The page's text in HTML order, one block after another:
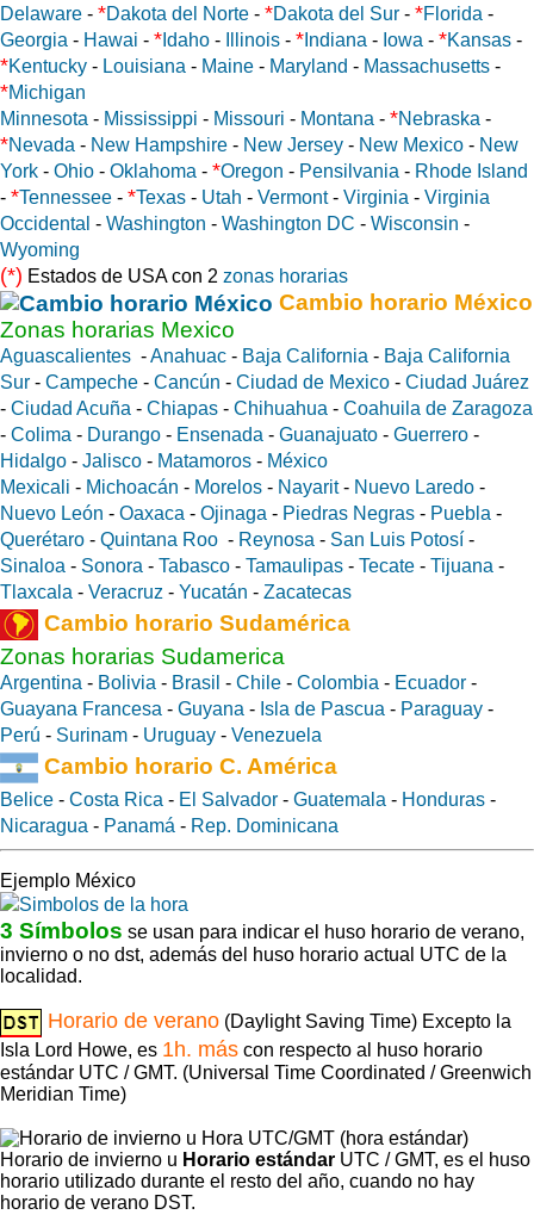
Delaware - *Dakota del Norte - *Dakota del Sur - *Florida -
Georgia - Hawai - * Idaho - Illinois - * Indiana - Iowa - *Kansas -
*Kentucky - Louisiana - Maine - Maryland - Massachusetts -
*Michigan
Minnesota - Mississippi - Missouri - Montana - *Nebraska -
*Nevada - New Hampshire - New Jersey - New Mexico - New
York - Ohio - Oklahoma - *Oregon - Pensilvania - Rhode Island
- *Tennessee - *Texas - Utah - Vermont- Virginia - Virginia
Occidental - Washington - Washington DC - Wisconsin -
Wyoming
(*) Estados de USA con 2 zonas horarias
Cambio horario México
Zonas horarias Mexico
Aguascalientes -Anahuac - Baja California - Baja California
Sur - Campeche - Cancún - Ciudad de Mexico - Ciudad Juárez
- Ciudad Acuña - Chiapas - Chihuahua - Coahuila de Zaragoza
- Colima - Durango - Ensenada - Guanajuato - Guerrero -
Hidalgo - Jalisco - Matamoros - México
Mexicali - Michoacán - Morelos - Nayarit- Nuevo Laredo -
Nuevo León - Oaxaca - Ojinaga - Piedras Negras - Puebla -
Querétaro - Quintana Roo - Reynosa - San Luis Potosí -
Sinaloa - Sonora - Tabasco - Tamaulipas - Tecate - Tijuana -
Tlaxcala - Veracruz - Yucatán - Zacatecas
Cambio horario Sudamérica
Zonas horarias Sudamerica
Argentina - Bolivia - Brasil - Chile - Colombia - Ecuador -
Guayana Francesa - Guyana - Isla de Pascua - Paraguay -
Perú - Surinam - Uruguay - Venezuela
Cambio horario C. América
Belice - Costa Rica - El Salvador - Guatemala - Honduras -
Nicaragua - Panamá - Rep. Dominicana
Ejemplo México
3 Símbolos se usan para indicar el huso horario de verano,
invierno o no dst, además del huso horario actual UTC de la
localidad.
Horario de verano (Daylight Saving Time) Excepto la
Isla Lord Howe, es 1h. más con respecto al huso horario
estándar UTC / GMT. (Universal Time Coordinated / Greenwich
Meridian Time)
Horario de invierno u Horario estándar UTC / GMT, es el huso
horario utilizado durante el resto del año, cuando no hay
horario de verano DST.